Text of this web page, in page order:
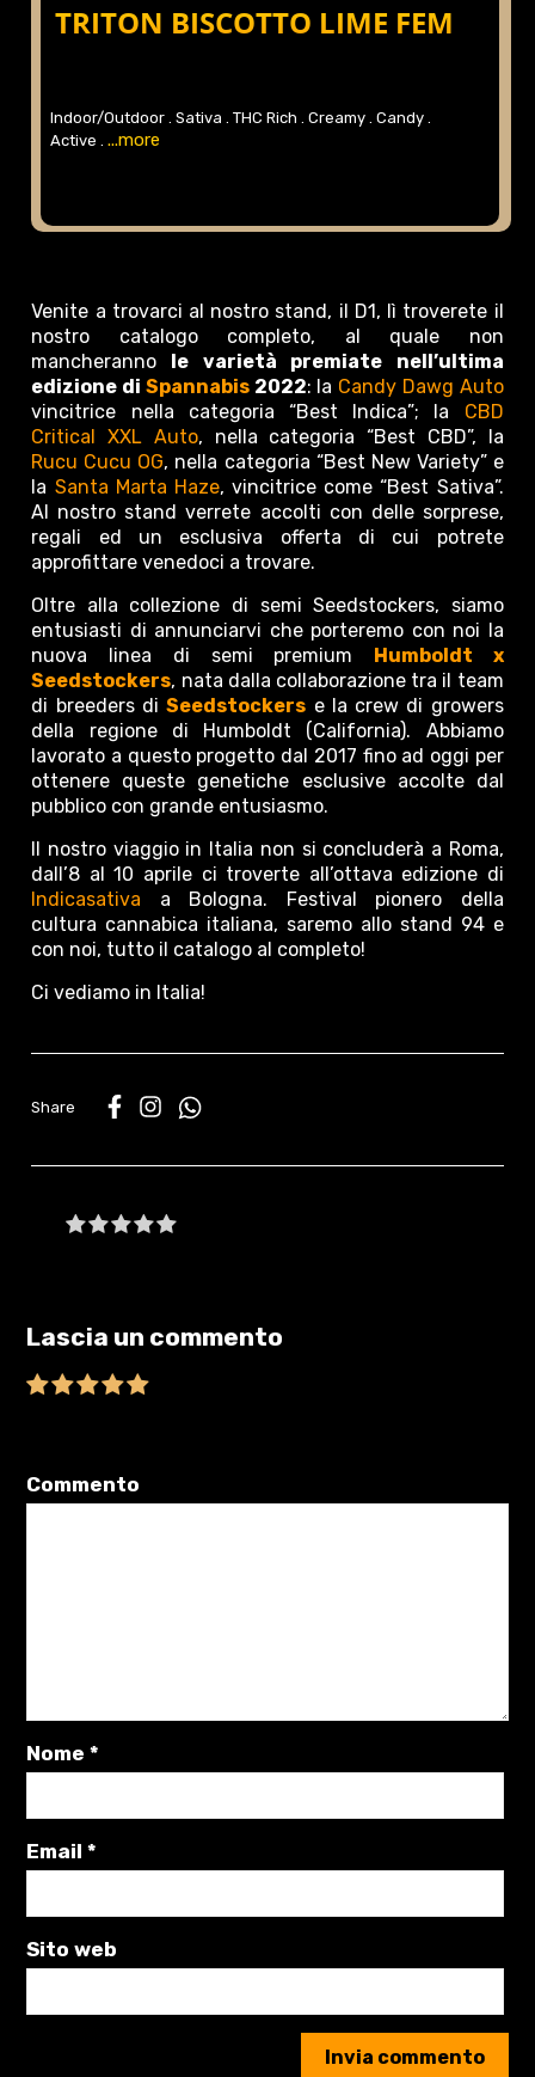
TRITON BISCOTTO LIME FEM
Indoor/Outdoor .Sativa .THC Rich .Creamy .Candy .
Active ....more
Venite a trovarci al nostro stand, il D1, lì troverete il
nostro catalogo completo, al quale non
mancheranno le varietà premiate nell’ultima
edizione di Spannabis2022: la Candy Dawg Auto
vincitrice nella categoria “Best Indica”; la CBD
Critical XXL Auto, nella categoria “Best CBD”, la
Rucu Cucu OG, nella categoria “Best New Variety” e
la Santa Marta Haze, vincitrice come “Best Sativa”.
Al nostro stand verrete accolti con delle sorprese,
regali ed un esclusiva offerta di cui potrete
approfittare venedoci a trovare.
Oltre alla collezione di semi Seedstockers, siamo
entusiasti di annunciarvi che porteremo con noi la
nuova linea di semi premium Humboldt x
Seedstockers, nata dalla collaborazione tra il team
di breeders diSeedstockers e la crew di growers
della regione di Humboldt (California). Abbiamo
lavorato a questo progetto dal 2017 fino ad oggi per
ottenere queste genetiche esclusive accolte dal
pubblico con grande entusiasmo.
Il nostro viaggio in Italia non si concluderà a Roma,
dall’8 al 10 aprile ci troverte all’ottava edizione di
Indicasativa a Bologna. Festival pionero della
cultura cannabica italiana, saremo allo stand 94 e
con noi, tutto il catalogo al completo!
Ci vediamo in Italia!
Lascia un commento
Commento
Nome*
Email*
Sito web